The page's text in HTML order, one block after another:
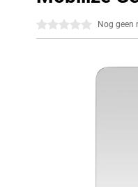
0 sterren Nog geen